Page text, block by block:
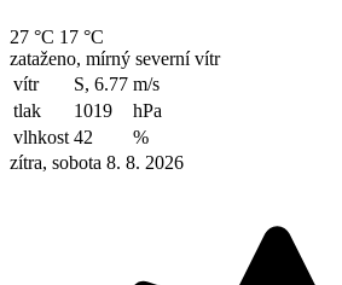
27 °C 17 °C
zataženo, mírný severní vítr
vítr
S, 6.77 m/s
tlak
1019
hPa
vlhkost 42
%
zítra, sobota 8. 8. 2026